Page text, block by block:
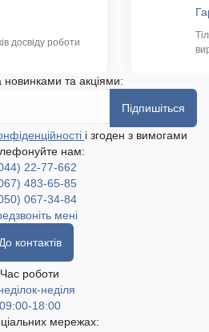
досвіду роботи
новинками та акціями:
Підпишіться
і згоден з вимогами
нам:
22-77-662
483-65-85
067-34-84
мені
контактів
Час роботи
неділя
09:00-18:00
мережах: